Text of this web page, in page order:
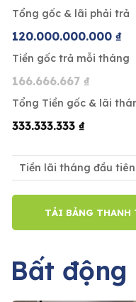
Tổng gốc & lãi phải trả
120.000.000.000 ₫
Tiền gốc trả mỗi tháng
166.666.667 ₫
Tổng Tiền gốc & lãi
333.333.333 ₫
Tiền lãi tháng đầu tiên
TẢI BẢNG THANH
Bất động